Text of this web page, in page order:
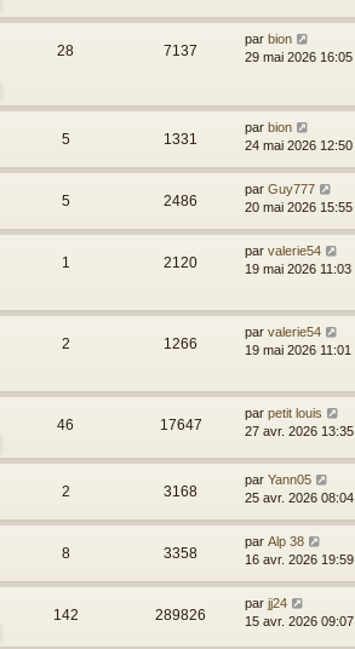
28 7137
par bion
29 mai 2026 16:05
5 1331
par bion
24 mai 2026 12:50
5 2486
par Guy777
20 mai 2026 15:55
1 2120
par valerie54
19 mai 2026 11:03
2 1266
par valerie54
19 mai 2026 11:01
46 17647
par petit louis
27 avr. 2026 13:35
2 3168
par Yann05
25 avr. 2026 08:04
8 3358
par Alp 38
16 avr. 2026 19:59
142 289826
par jj24
15 avr. 2026 09:07